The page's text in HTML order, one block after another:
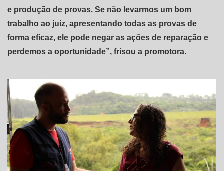
e produção de provas. Se não levarmos um bom
trabalho ao juiz, apresentando todas as provas de
forma eficaz, ele pode negar as ações de reparação e
perdemos a oportunidade”, frisou a promotora.